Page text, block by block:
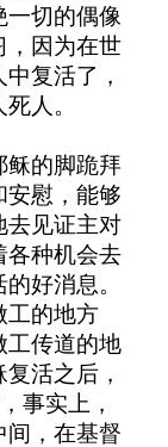
一切的偶像
，因为在世
复活了，
人。
稣的脚跪拜
安慰，能够
去见证主对
各种机会去
好消息。
工的地方
传道的地
活之后，
事实上，
间，在基督